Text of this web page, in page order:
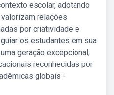
escolar, adotando
relações
por criatividade e
os estudantes em sua
geração excepcional,
reconhecidas por
globais -